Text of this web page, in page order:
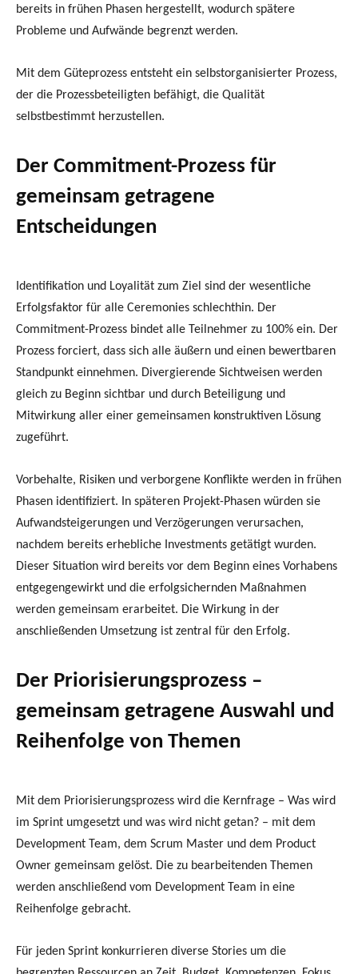
bereits in frühen Phasen hergestellt, wodurch spätere
Probleme und Aufwände begrenzt werden.
Mit dem Güteprozess entsteht ein selbstorganisierter Prozess,
der die Prozessbeteiligten befähigt, die Qualität
selbstbestimmt herzustellen.
Der Commitment-Prozess für
gemeinsam getragene
Entscheidungen
Identifikation und Loyalität zum Ziel sind der wesentliche
Erfolgsfaktor für alle Ceremonies schlechthin. Der
Commitment-Prozess bindet alle Teilnehmer zu 100% ein. Der
Prozess forciert, dass sich alle äußern und einen bewertbaren
Standpunkt einnehmen. Divergierende Sichtweisen werden
gleich zu Beginn sichtbar und durch Beteiligung und
Mitwirkung aller einer gemeinsamen konstruktiven Lösung
zugeführt.
Vorbehalte, Risiken und verborgene Konflikte werden in frühen
Phasen identifiziert. In späteren Projekt-Phasen würden sie
Aufwandsteigerungen und Verzögerungen verursachen,
nachdem bereits erhebliche Investments getätigt wurden.
Dieser Situation wird bereits vor dem Beginn eines Vorhabens
entgegengewirkt und die erfolgsichernden Maßnahmen
werden gemeinsam erarbeitet. Die Wirkung in der
anschließenden Umsetzung ist zentral für den Erfolg.
Der Priorisierungsprozess –
gemeinsam getragene Auswahl und
Reihenfolge von Themen
Mit dem Priorisierungsprozess wird die Kernfrage – Was wird
im Sprint umgesetzt und was wird nicht getan? – mit dem
Development Team, dem Scrum Master und dem Product
Owner gemeinsam gelöst. Die zu bearbeitenden Themen
werden anschließend vom Development Team in eine
Reihenfolge gebracht.
Für jeden Sprint konkurrieren diverse Stories um die